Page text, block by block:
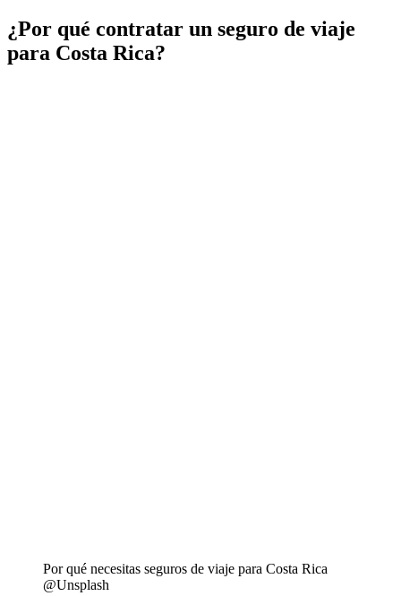
¿Por qué contratar un seguro de viaje
para Costa Rica?
Por qué necesitas seguros de viaje para Costa Rica
@Unsplash